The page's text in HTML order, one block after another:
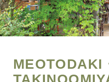
MEOTODAKI